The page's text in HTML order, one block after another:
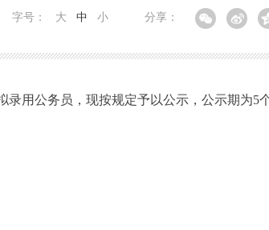
分享：
字号： 大 中 小
用公务员，现按规定予以公示，公示期为5